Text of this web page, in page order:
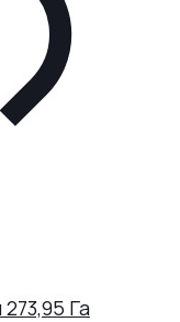
Га